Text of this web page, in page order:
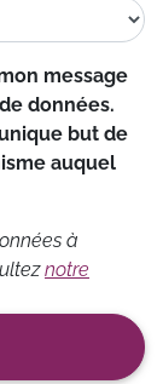
message
données.
but de
auquel
à
notre